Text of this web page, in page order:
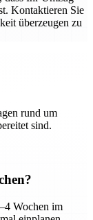
Kontaktieren Sie
überzeugen zu
rund um
sind.
Wochen im